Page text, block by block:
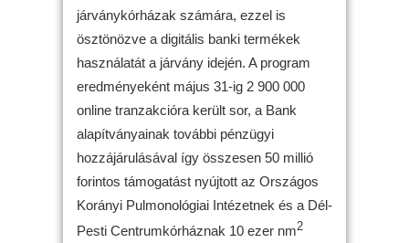
járványkórházak számára, ezzel is
ösztönözve a digitális banki termékek
használatát a járvány idején. A program
eredményeként május 31-ig 2 900 000
online tranzakcióra került sor, a Bank
alapítványainak további pénzügyi
hozzájárulásával így összesen 50 millió
forintos támogatást nyújtott az Országos
Korányi Pulmonológiai Intézetnek és a Dél-
Pesti Centrumkórháznak 10 ezer nm2